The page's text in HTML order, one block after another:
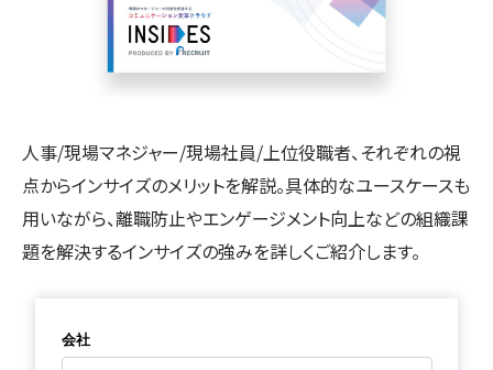
人事/現場マネジャー/現場社員/上位役職者、それぞれの視
点からインサイズのメリットを解説。具体的なユースケースも
用いながら、離職防止やエンゲージメント向上などの組織課
題を解決するインサイズの強みを詳しくご紹介します。